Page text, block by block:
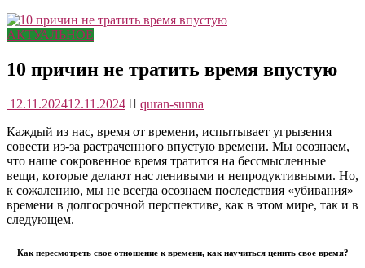
АКТУАЛЬНОЕ
10 причин не тратить время впустую
12.11.202412.11.2024
quran-sunna
Каждый из нас, время от времени, испытывает угрызения
совести из-за растраченного впустую времени. Мы осознаем,
что наше сокровенное время тратится на бессмысленные
вещи, которые делают нас ленивыми и непродуктивными. Но,
к сожалению, мы не всегда осознаем последствия «убивания»
времени в долгосрочной перспективе, как в этом мире, так и в
следующем.
Как пересмотреть свое отношение к времени, как научиться ценить свое время?